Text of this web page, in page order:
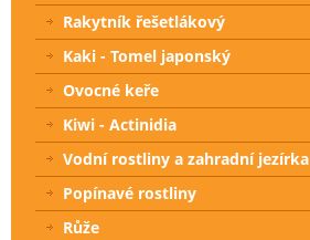
Rakytník řešetlákový
Kaki - Tomel japonský
Ovocné keře
Kiwi - Actinidia
Vodní rostliny a zahradní jezírka
Popínavé rostliny
Růže